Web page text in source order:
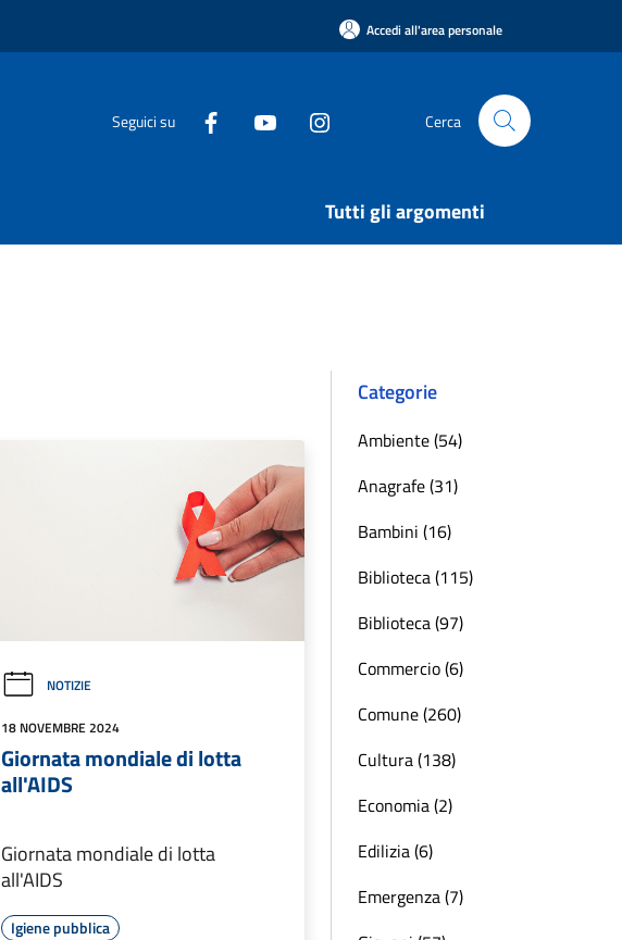
Accedi all'area personale
Seguici su Cerca
Tutti gli argomenti
NOTIZIE
18 NOVEMBRE 2024
Giornata mondiale di lotta
all'AIDS
Giornata mondiale di lotta
all'AIDS
Igiene pubblica
Categorie
Ambiente (54)
Anagrafe (31)
Bambini (16)
Biblioteca (115)
Biblioteca (97)
Commercio (6)
Comune (260)
Cultura (138)
Economia (2)
Edilizia (6)
Emergenza (7)